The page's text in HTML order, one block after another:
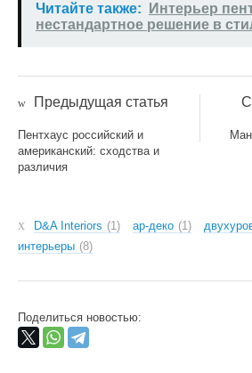
Читайте также:
Интерьер
нестандартное решение в
Предыдущая статья
Пентхаус российский и
американский: сходства и
различия
D&A Interiors 1 ар-деко 1
интерьеры 8
Поделиться новостью: